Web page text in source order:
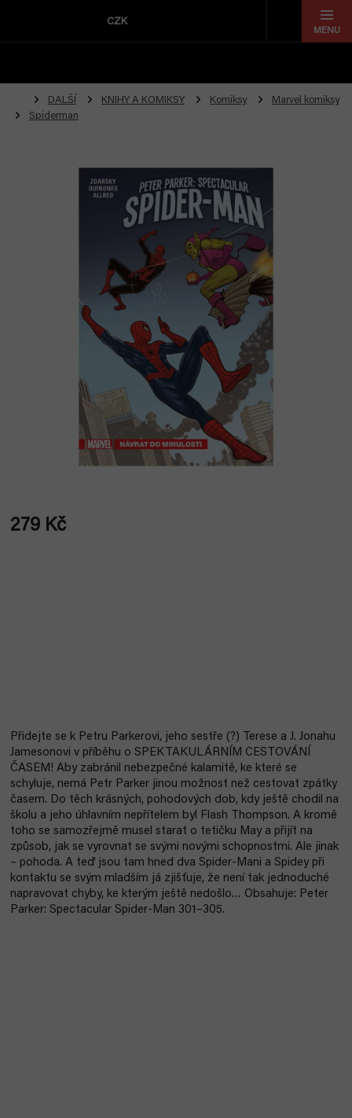
CZK
DALŠÍ KNIHY A KOMIKSY Komiksy
Marvel komiksy
Spiderman
279 Kč
Přidejte se k Petru Parkerovi, jeho sestře (?) Terese a J. Jonahu
Jamesonovi v příběhu o SPEKTAKULÁRNÍM CESTOVÁNÍ
ČASEM! Aby zabránil nebezpečné kalamitě, ke které se
schyluje, nemá Petr Parker jinou možnost než cestovat zpátky
časem. Do těch krásných, pohodových dob, kdy ještě chodil na
školu a jeho úhlavním nepřítelem byl Flash Thompson. A kromě
toho se samozřejmě musel starat o tetičku May a přijít na
způsob, jak se vyrovnat se svými novými schopnostmi. Ale jinak
– pohoda. A teď jsou tam hned dva Spider-Mani a Spidey při
kontaktu se svým mladším já zjišťuje, že není tak jednoduché
napravovat chyby, ke kterým ještě nedošlo… Obsahuje: Peter
Parker: Spectacular Spider-Man 301–305.